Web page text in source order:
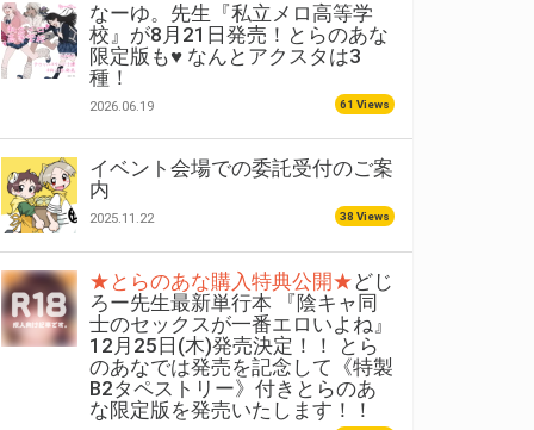
なーゆ。先生『私立メロ高等学
校』が8月21日発売！とらのあな
限定版も♥ なんとアクスタは3
種！
2026.06.19 61 Views
イベント会場での委託受付のご案
内
2025.11.22 38 Views
★とらのあな購入特典公開★どじ
ろー先生最新単行本 『陰キャ同
士のセックスが一番エロいよね』
12月25日(木)発売決定！！ とら
のあなでは発売を記念して《特製
B2タペストリー》付きとらのあ
な限定版を発売いたします！！